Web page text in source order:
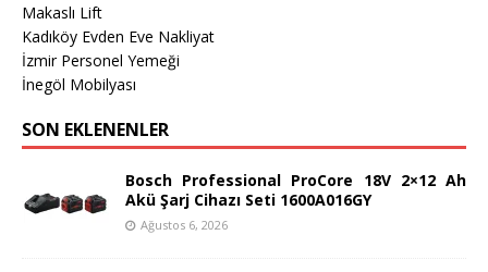
Makaslı Lift
Kadıköy Evden Eve Nakliyat
İzmir Personel Yemeği
İnegöl Mobilyası
SON EKLENENLER
Bosch Professional ProCore 18V 2×12 Ah
Akü Şarj Cihazı Seti 1600A016GY
Ağustos 6, 2026